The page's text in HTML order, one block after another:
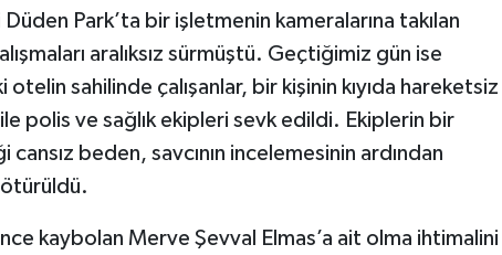
Park’ta bir işletmenin kameralarına takılan
aralıksız sürmüştü. Geçtiğimiz gün ise
sahilinde çalışanlar, bir kişinin kıyıda hareketsiz
polis ve sağlık ekipleri sevk edildi. Ekiplerin bir
beden, savcının incelemesinin ardından
kaybolan Merve Şevval Elmas’a ait olma ihtimalini